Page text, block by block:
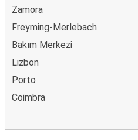
Zamora
Freyming-Merlebach
Bakım Merkezi
Lizbon
Porto
Coimbra